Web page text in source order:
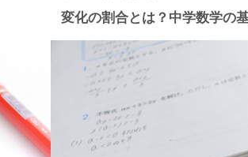
変化の割合とは？中学数学の